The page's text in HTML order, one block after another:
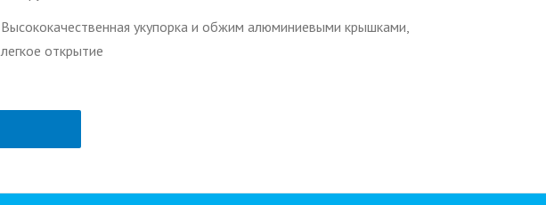
Высококачественная укупорка и обжим алюминиевыми крышками,
легкое открытие